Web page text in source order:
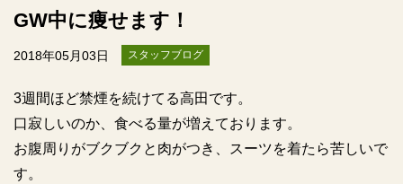
GW中に痩せます！
2018年05月03日 スタッフブログ
3週間ほど禁煙を続けてる高田です。
口寂しいのか、食べる量が増えております。
お腹周りがブクブクと肉がつき、スーツを着たら苦しいで
す。